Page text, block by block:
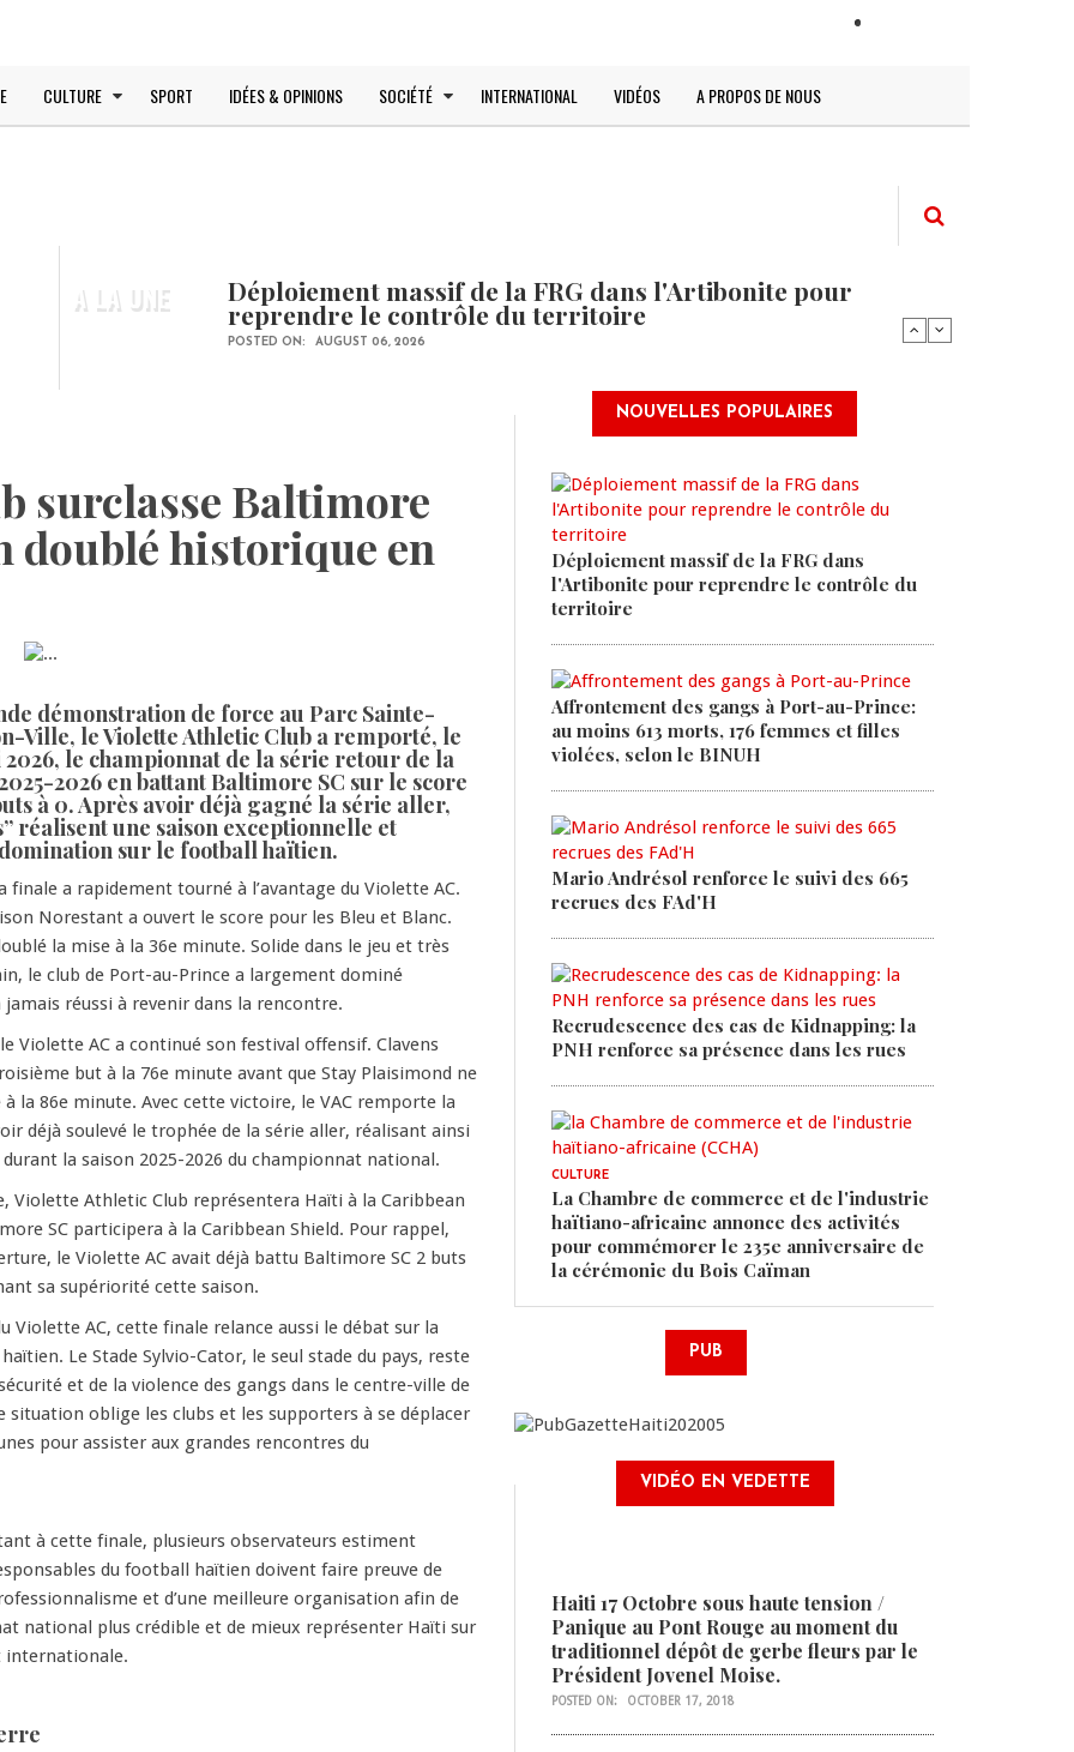
CULTURE SPORT IDÉES & OPINIONS SOCIÉTÉ INTERNATIONAL VIDÉOS A PROPOS DE NOUS
A LA UNE Déploiement massif de la FRG dans l'Artibonite pour
reprendre le contrôle du territoire
POSTED ON: AUGUST 06, 2026
surclasse Baltimore
doublé historique en
démonstration de force au Parc Sainte-
Ville, le Violette Athletic Club a remporté, le
2026, le championnat de la série retour de la
2026 en battant Baltimore SC sur le score
à 0. Après avoir déjà gagné la série aller,
réalisent une saison exceptionnelle et
sur le football haïtien.
finale a rapidement tourné à l’avantage du Violette AC.
Norestant a ouvert le score pour les Bleu et Blanc.
la mise à la 36e minute. Solide dans le jeu et très
le club de Port-au-Prince a largement dominé
jamais réussi à revenir dans la rencontre.
Violette AC a continué son festival offensif. Clavens
but à la 76e minute avant que Stay Plaisimond ne
la 86e minute. Avec cette victoire, le VAC remporte la
déjà soulevé le trophée de la série aller, réalisant ainsi
la saison 2025-2026 du championnat national.
Violette Athletic Club représentera Haïti à la Caribbean
SC participera à la Caribbean Shield. Pour rappel,
le Violette AC avait déjà battu Baltimore SC 2 buts
sa supériorité cette saison.
Violette AC, cette finale relance aussi le débat sur la
Le Stade Sylvio-Cator, le seul stade du pays, reste
et de la violence des gangs dans le centre-ville de
situation oblige les clubs et les supporters à se déplacer
pour assister aux grandes rencontres du
à cette finale, plusieurs observateurs estiment
du football haïtien doivent faire preuve de
et d’une meilleure organisation afin de
national plus crédible et de mieux représenter Haïti sur
internationale.
NOUVELLES POPULAIRES
Déploiement massif de la FRG dans
l'Artibonite pour reprendre le contrôle du
territoire
Affrontement des gangs à Port-au-Prince:
au moins 613 morts, 176 femmes et filles
violées, selon le BINUH
Mario Andrésol renforce le suivi des 665
recrues des FAd'H
Recrudescence des cas de Kidnapping: la
PNH renforce sa présence dans les rues
CULTURE
La Chambre de commerce et de l'industrie
haïtiano-africaine annonce des activités
pour commémorer le 235e anniversaire de
la cérémonie du Bois Caïman
PUB
VIDÉO EN VEDETTE
Haiti 17 Octobre sous haute tension /
Panique au Pont Rouge au moment du
traditionnel dépôt de gerbe fleurs par le
Président Jovenel Moise.
POSTED ON: OCTOBER 17, 2018